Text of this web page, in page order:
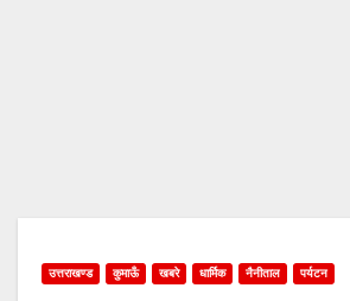
उत्तराखण्ड कुमाऊँ खबरे धार्मिक नैनीताल पर्यटन